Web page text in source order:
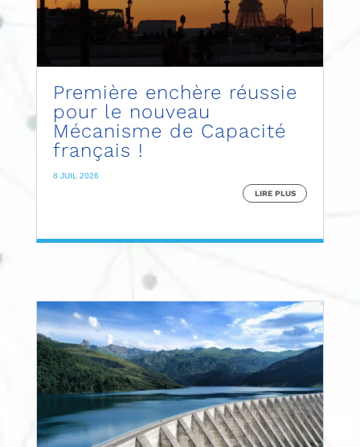
Première enchère réussie
pour le nouveau
Mécanisme de Capacité
français !
8 JUIL 2026
LIRE PLUS